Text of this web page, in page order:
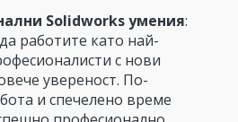
Solidworks умения:
работите като най-
с нови
увереност. По-
и спечелено време